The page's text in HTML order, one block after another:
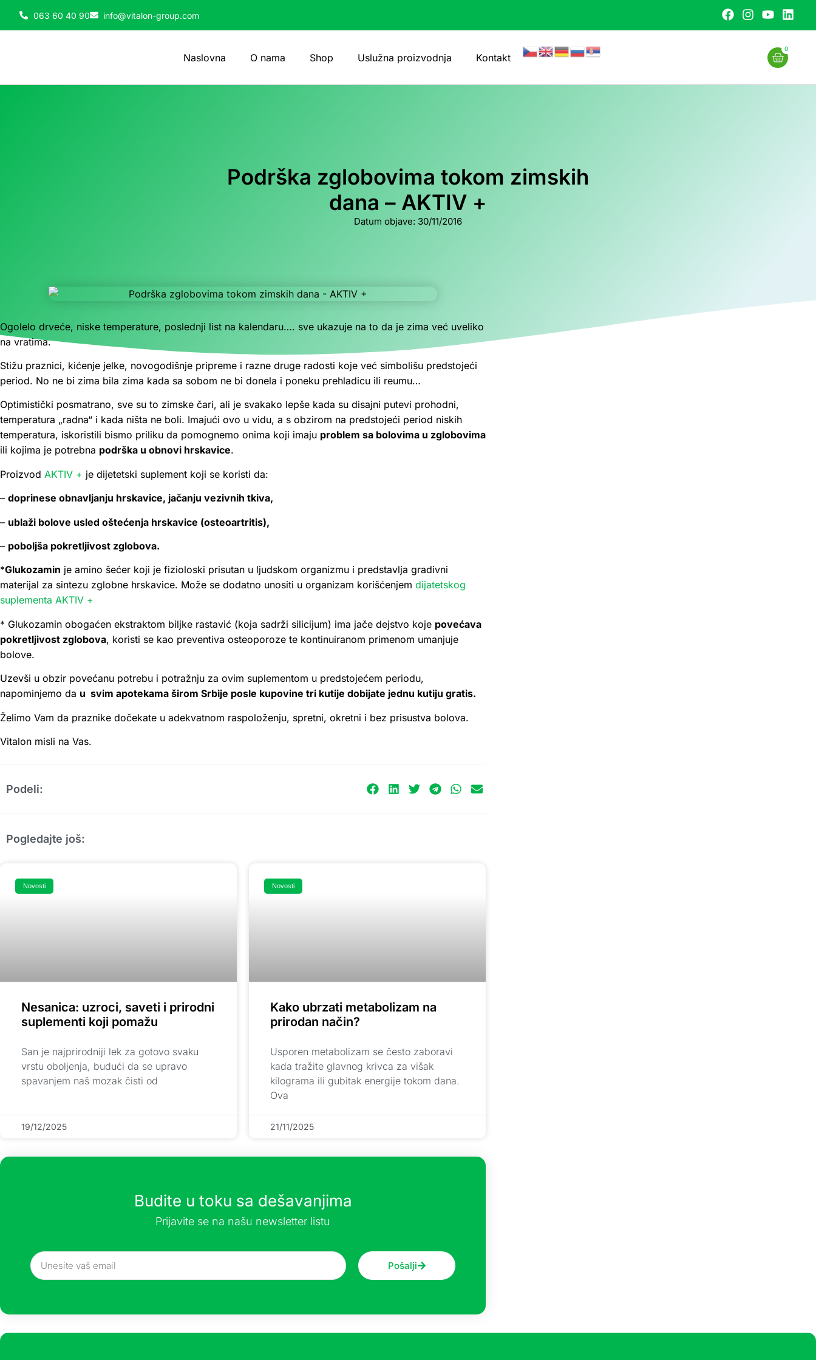
063 60 40 90 info@vitalon-group.com
Naslovna O nama Shop Uslužna proizvodnja Kontakt
0
Podrška zglobovima tokom zimskih
dana – AKTIV +
Datum objave: 30/11/2016
Ogolelo drveće, niske temperature, poslednji list na kalendaru…. sve ukazuje na to da je zima već uveliko
na vratima.
Stižu praznici, kićenje jelke, novogodišnje pripreme i razne druge radosti koje već simbolišu predstojeći
period. No ne bi zima bila zima kada sa sobom ne bi donela i poneku prehladicu ili reumu…
Optimistički posmatrano, sve su to zimske čari, ali je svakako lepše kada su disajni putevi prohodni,
temperatura „radna“ i kada ništa ne boli. Imajući ovo u vidu, a s obzirom na predstojeći period niskih
temperatura, iskoristili bismo priliku da pomognemo onima koji imaju problem sa bolovima u zglobovima
ili kojima je potrebna podrška u obnovi hrskavice.
Proizvod AKTIV + je dijetetski suplement koji se koristi da:
– doprinese obnavljanju hrskavice, jačanju vezivnih tkiva,
– ublaži bolove usled oštećenja hrskavice (osteoartritis),
– poboljša pokretljivost zglobova.
*Glukozamin je amino šećer koji je fizioloski prisutan u ljudskom organizmu i predstavlja gradivni
materijal za sintezu zglobne hrskavice. Može se dodatno unositi u organizam korišćenjem dijatetskog
suplementa AKTIV +
* Glukozamin obogaćen ekstraktom biljke rastavić (koja sadrži silicijum) ima jače dejstvo koje povećava
pokretljivost zglobova, koristi se kao preventiva osteoporoze te kontinuiranom primenom umanjuje
bolove.
Uzevši u obzir povećanu potrebu i potražnju za ovim suplementom u predstojećem periodu,
napominjemo da u svim apotekama širom Srbije posle kupovine tri kutije dobijate jednu kutiju gratis.
Želimo Vam da praznike dočekate u adekvatnom raspoloženju, spretni, okretni i bez prisustva bolova.
Vitalon misli na Vas.
Podeli:
Pogledajte još:
Novosti
Nesanica: uzroci, saveti i prirodni
suplementi koji pomažu
San je najprirodniji lek za gotovo svaku
vrstu oboljenja, budući da se upravo
spavanjem naš mozak čisti od
19/12/2025
Novosti
Kako ubrzati metabolizam na
prirodan način?
Usporen metabolizam se često zaboravi
kada tražite glavnog krivca za višak
kilograma ili gubitak energije tokom dana.
Ova
21/11/2025
Budite u toku sa dešavanjima
Prijavite se na našu newsletter listu
Pošalji